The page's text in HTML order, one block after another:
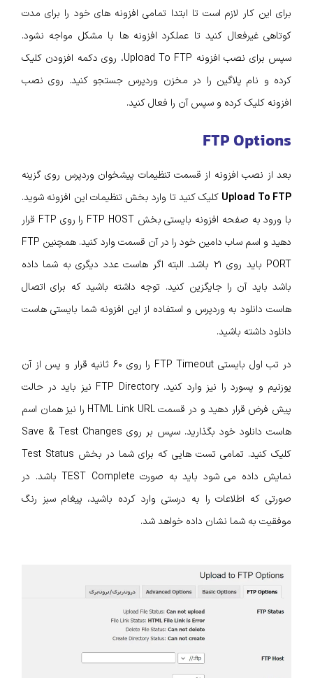
برای این کار لازم است تا ابتدا تمامی افزونه های خود را برای مدت
کوتاهی غیرفعال کنید تا عملکرد افزونه ها با مشکل مواجه نشود.
سپس برای نصب افزونه Upload To FTP، روی دکمه افزودن کلیک
کرده و نام پلاگین را در مخزن وردپرس جستجو کنید. روی نصب
افزونه کلیک کرده و سپس آن را فعال کنید.
FTP Options
بعد از نصب افزونه از قسمت تنظیمات پیشخوان وردپرس روی گزینه
Upload To FTP کلیک کنید تا وارد بخش تنظیمات این افزونه شوید.
با ورود به صفحه افزونه بایستی بخش FTP HOST را روی FTP قرار
دهید و اسم ساب ‌‌دامین خود را در آن قسمت وارد کنید. همچنین FTP
PORT باید روی ۲۱ باشد. البته اگر هاست عدد دیگری به شما داده
باشد باید آن را جایگزین کنید. توجه داشته باشید که برای اتصال
هاست دانلود به وردپرس و استفاده از این افزونه شما بایستی هاست
دانلود داشته باشید.
در تب اول بایستی FTP Timeout را روی ۶۰ ثانیه قرار و پس ‌از آن
یوزنیم و پسورد را نیز وارد کنید. FTP Directory نیز باید در حالت
پیش ‌فرض قرار دهید و در قسمت HTML Link URL را نیز همان اسم‌
هاست دانلود خود بگذارید. سپس بر روی Save & Test Changes
کلیک کنید. تمامی تست‌ هایی که برای شما در بخش Test Status
نمایش داده می‌ شود باید به‌ صورت TEST Complete باشد. در
صورتی که اطلاعات را به درستی وارد کرده باشید، پیغام سبز رنگ
موفقیت به شما نشان داده خواهد شد.